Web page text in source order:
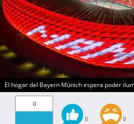
El hogar del Bayern Múnich espera poder
0
0 0